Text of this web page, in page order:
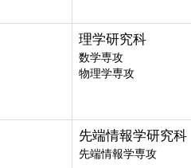
理学研究科
数学専攻
物理学専攻
先端情報学研究科
先端情報学専攻